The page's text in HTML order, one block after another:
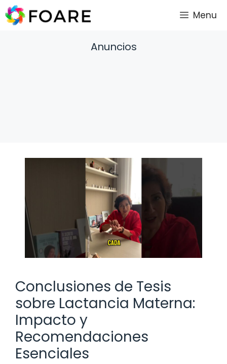
Saltar
al
Menu
Anuncios
Conclusiones de Tesis
sobre Lactancia Materna:
Impacto y
Recomendaciones
Esenciales